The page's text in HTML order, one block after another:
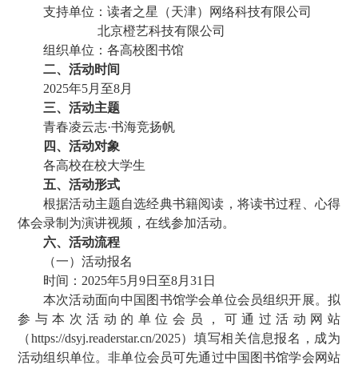
支持单位：读者之星（天津）网络科技有限公司
北京橙艺科技有限公司
组织单位：各高校图书馆
二、活动时间
2025年5月至8月
三、活动主题
青春凌云志·书海竞扬帆
四、活动对象
各高校在校大学生
五、活动形式
根据活动主题自选经典书籍阅读，将读书过程、心得
体会录制为演讲视频，在线参加活动。
六、活动流程
（一）活动报名
时间：2025年5月9日至8月31日
本次活动面向中国图书馆学会单位会员组织开展。拟
参与本次活动的单位会员，可通过活动网站
（https://dsyj.readerstar.cn/2025）填写相关信息报名，成为
活动组织单位。非单位会员可先通过中国图书馆学会网站